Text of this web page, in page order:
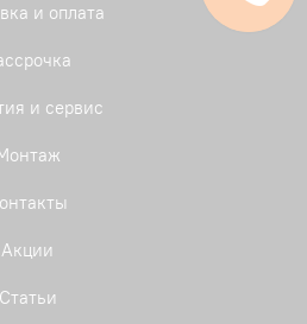
и оплата
и сервис
Акции
Статьи